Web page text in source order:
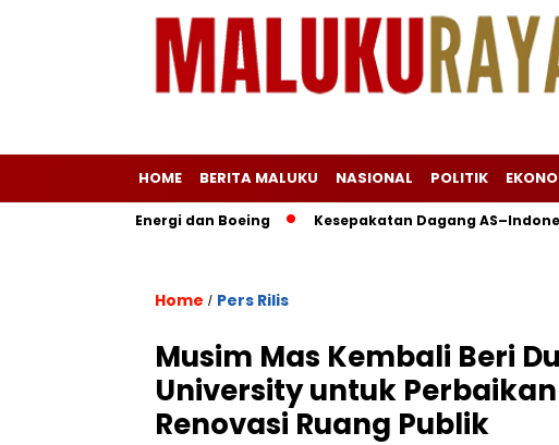
HOME BERITA MALUKU NASIONAL POLITIK
Energi dan Boeing Kesepakatan Dagang AS–Indonesia:
Home / Pers Rilis
Musim Mas Kembali Beri
University untuk
Renovasi Ruang Publik